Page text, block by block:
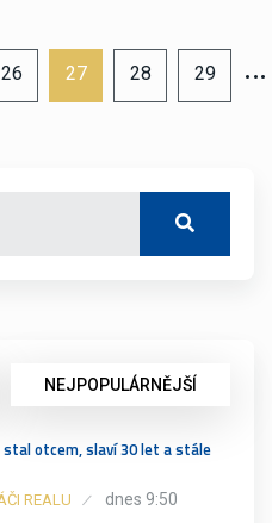
26 27 28 29 …
NEJPOPULÁRNĚJŠÍ
stal otcem, slaví 30 let a stále
REALU dnes 9:50